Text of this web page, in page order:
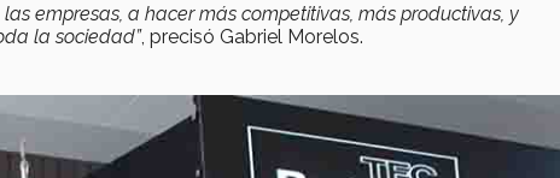
empresas, a hacer más competitivas, más productivas, y
la sociedad”, precisó Gabriel Morelos.